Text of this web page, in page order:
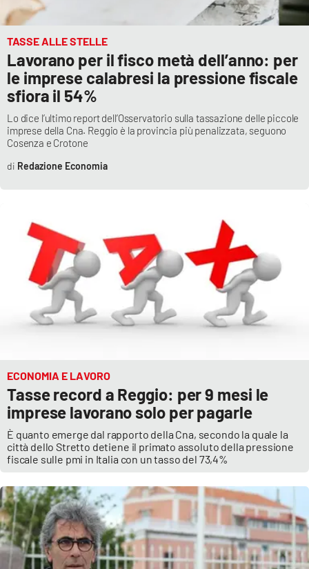
Laconair.it
Lacitymag.it
Lacapitalenews.it
Ilreggino.it
Cosenzachannel.it
Catanzarochannel.it
APP
Android
TASSE ALLE STELLE
Lavorano per il fisco metà dell’anno: per
le imprese calabresi la pressione fiscale
sfiora il 54%
Lo dice l’ultimo report dell’Osservatorio sulla tassazione delle piccole
imprese della Cna. Reggio è la provincia più penalizzata, seguono
Cosenza e Crotone
Redazione Economia
ECONOMIA E LAVORO
Tasse record a Reggio: per 9 mesi le
imprese lavorano solo per pagarle
È quanto emerge dal rapporto della Cna, secondo la quale la
città dello Stretto detiene il primato assoluto della pressione
fiscale sulle pmi in Italia con un tasso del 73,4%